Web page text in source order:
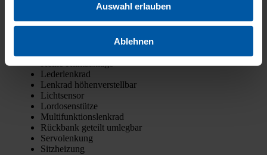
Auswahl erlauben
Ablehnen
Außen­spie­gel beheiz­bar
Bord­com­pu­ter
Elektr. Sei­ten­spie­gel
Kei­ne Kli­ma­an­la­ge
Leder­lenk­rad
Lenk­rad höhen­ver­stell­bar
Licht­sen­sor
Lor­do­sen­stüt­ze
Mul­ti­funk­ti­ons­lenk­rad
Rück­bank geteilt umleg­bar
Ser­vo­len­kung
Sitz­hei­zung